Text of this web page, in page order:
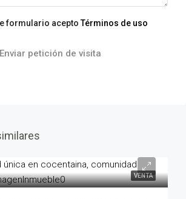
formulario aceptoTérminos de uso
Enviar petición de visita
VENTA